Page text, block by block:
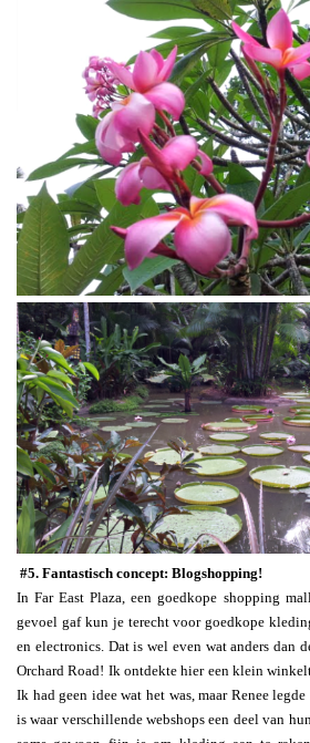
#5. Fantastisch concept: Blogshopping!
In Far East Plaza, een goedkope shopping
gevoel gaf kun je terecht voor goedkope
en electronics. Dat is wel even wat anders dan
Orchard Road! Ik ontdekte hier een klein
Ik had geen idee wat het was, maar Renee
is waar verschillende webshops een deel van